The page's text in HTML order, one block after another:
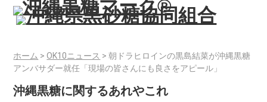
ホーム > OK10ニュース > 朝ドラヒロインの黒島結菜が沖縄黒糖
アンバサダー就任「現場の皆さんにも良さをアピール」
沖縄黒糖に関するあれやこれ